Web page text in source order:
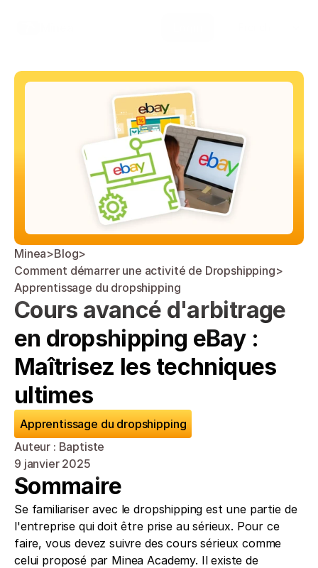
Minea>Blog>
Comment démarrer une activité de Dropshipping>
Apprentissage du dropshipping
Cours avancé d'arbitrage
en dropshipping eBay :
Maîtrisez les techniques
ultimes
Apprentissage du dropshipping
Auteur : Baptiste
9 janvier 2025
Sommaire
Se familiariser avec le dropshipping est une partie de
l'entreprise qui doit être prise au sérieux. Pour ce
faire, vous devez suivre des cours sérieux comme
celui proposé par Minea Academy. Il existe de